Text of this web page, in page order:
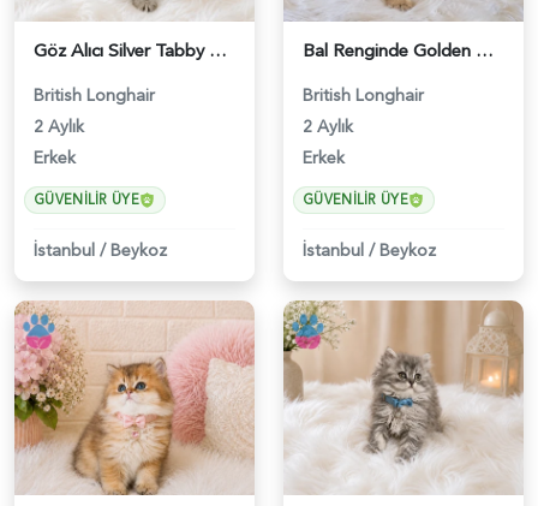
Göz Alıcı Silver Tabby Desenli British Longhair Erkek Yavrumuz - 4527
British Longhair
2 Aylık
Erkek
GÜVENILIR ÜYE
İstanbul /Beykoz
Bal Renginde Golden British Longhair Erkek Yavrumuz - 4543
British Longhair
2 Aylık
Erkek
GÜVENILIR ÜYE
İstanbul /Beykoz